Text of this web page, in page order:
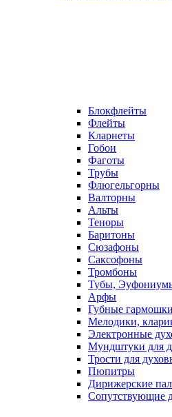
Блокфлейты
Флейты
Кларнеты
Гобои
Фаготы
Трубы
Флюгельгорны
Валторны
Альты
Теноры
Баритоны
Сюзафоны
Саксофоны
Тромбоны
Тубы,
Арфы
Губные гармошки
Мелодики,
Электронные
Мундштуки для
Трости для
Пюпитры
Дирижерские
Сопутствующие